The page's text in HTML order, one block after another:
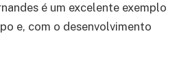
é um excelente exemplo
e, com o desenvolvimento